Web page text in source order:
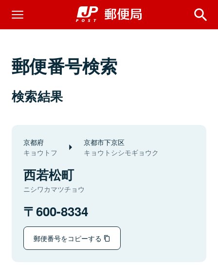
郵便番号検索
検索結果
京都府
キョウトフ
京都市下京区
キョウトシシモギョウク
西若松町
ニシワカマツチョウ
600-8334
郵便番号をコピーする